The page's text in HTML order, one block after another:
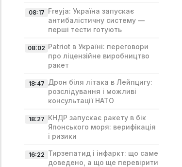
08:17 Freyja: Україна запускає
антибалістичну систему —
перші тести готують
08:02 Patriot в Україні: переговори
про ліцензійне виробництво
ракет
18:47 Дрон біля літака в Лейпцигу:
розслідування і можливі
консультації НАТО
18:27 КНДР запускає ракету в бік
Японського моря: верифікація
і ризики
16:22 Тирзепатид і інфаркт: що саме
доведено, а що ще перевірити